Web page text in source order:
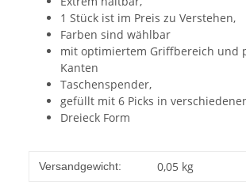
1 Stück ist im Preis zu Verstehen,
Farben sind wählbar
mit optimiertem Griffbereich und
Kanten
Taschenspender,
gefüllt mit 6 Picks in
Dreieck Form
Versandgewicht: 0,05 kg